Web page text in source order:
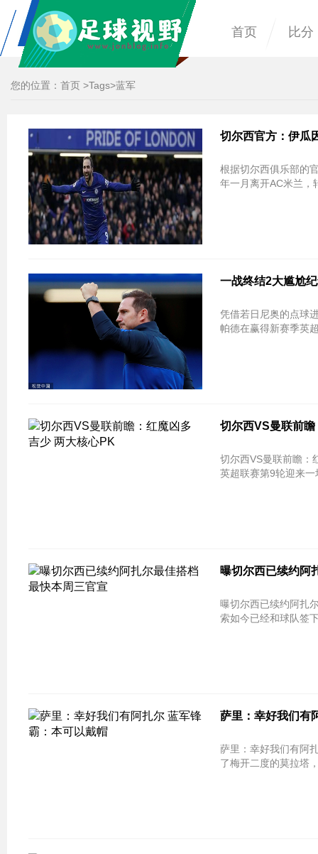
首页 比分
您的位置： 首页 >Tags>蓝军
切尔西官方：伊瓜
根据切尔西俱乐部的
年一月离开AC米兰，
一战终结2大尴尬
凭借若日尼奥的点球
帕德在赢得新赛季英
切尔西VS曼联前
切尔西VS曼联前瞻：红魔凶多吉少 两大核
英超联赛第9轮迎来
曝切尔西已续约阿
曝切尔西已续约阿扎尔最佳搭档 最快本周
索如今已经和球队签
萨里：幸好我们有
萨里：幸好我们有阿
了梅开二度的莫拉塔